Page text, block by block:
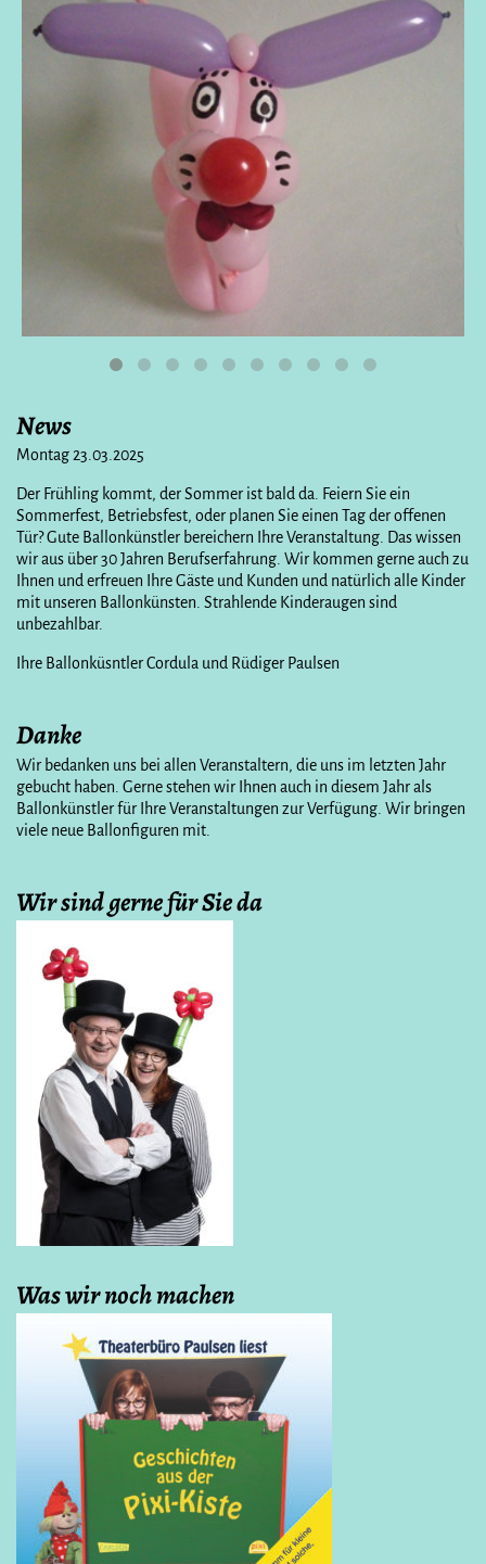
News
Montag 23.03.2025
Der Frühling kommt, der Sommer ist bald da. Feiern Sie ein
Sommerfest, Betriebsfest, oder planen Sie einen Tag der offenen
Tür? Gute Ballonkünstler bereichern Ihre Veranstaltung. Das wissen
wir aus über 30 Jahren Berufserfahrung. Wir kommen gerne auch zu
Ihnen und erfreuen Ihre Gäste und Kunden und natürlich alle Kinder
mit unseren Ballonkünsten. Strahlende Kinderaugen sind
unbezahlbar.
Ihre Ballonküsntler Cordula und Rüdiger Paulsen
Danke
Wir bedanken uns bei allen Veranstaltern, die uns im letzten Jahr
gebucht haben. Gerne stehen wir Ihnen auch in diesem Jahr als
Ballonkünstler für Ihre Veranstaltungen zur Verfügung. Wir bringen
viele neue Ballonfiguren mit.
Wir sind gerne für Sie da
Was wir noch machen